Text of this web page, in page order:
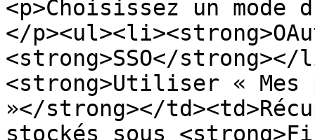
<p>Choisissez un
</
<strong>SSO</
<strong>Utiliser « Mes
»</strong></
stockés sous